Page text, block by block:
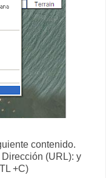
contenido.
(URL): y
+C)